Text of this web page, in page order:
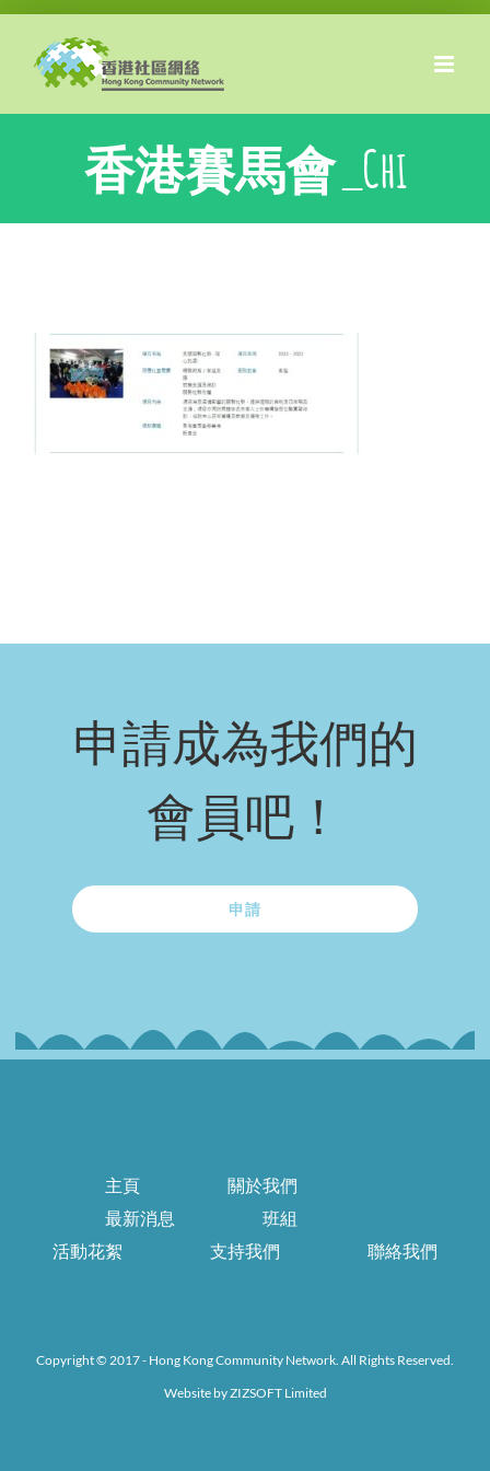
香港賽馬會_Chi
申請成為我們的
會員吧！
申請
主頁
關於我們
最新消息
班組
活動花絮
支持我們 聯絡我們
Copyright © 2017 - Hong Kong Community Network. All Rights Reserved.
Website byZIZSOFT Limited